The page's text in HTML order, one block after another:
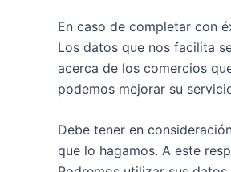
En caso de completar con
Los datos que nos facilita
acerca de los comercios
podemos mejorar su
Debe tener en
que lo hagamos. A este